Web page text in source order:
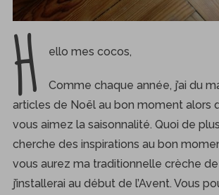
H ello mes cocos,
Comme chaque année, j’ai du
articles de Noël au bon moment alors
vous aimez la saisonnalité. Quoi de
cherche des inspirations au bon
vous aurez ma traditionnelle crèche
j’installerai au début de l’Avent. Vous